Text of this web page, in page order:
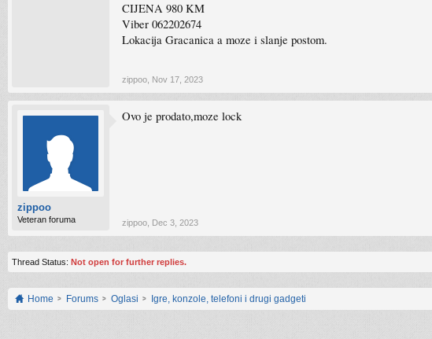
CIJENA 980 KM
Viber 062202674
Lokacija Gracanica a moze i slanje postom.
zippoo Nov 17, 2023
zippoo
Veteran foruma
Ovo je prodato,moze lock
zippoo Dec 3, 2023
Thread Status: Not open for further replies.
Home Forums Oglasi Igre, konzole, telefoni i drugi gadgeti